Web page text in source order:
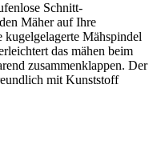
Schnitt-
Mäher auf Ihre
Mähspindel
das mähen beim
zusammenklappen. Der
mit Kunststoff